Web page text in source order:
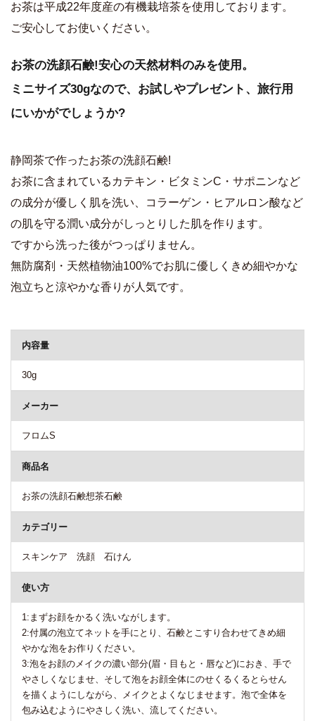
お茶は平成22年度産の有機栽培茶を使用しております。
ご安心してお使いください。
お茶の洗顔石鹸!安心の天然材料のみを使用。
ミニサイズ30gなので、お試しやプレゼント、旅行用
にいかがでしょうか?
静岡茶で作ったお茶の洗顔石鹸!
お茶に含まれているカテキン・ビタミンC・サポニンなど
の成分が優しく肌を洗い、コラーゲン・ヒアルロン酸など
の肌を守る潤い成分がしっとりした肌を作ります。
ですから洗った後がつっぱりません。
無防腐剤・天然植物油100%でお肌に優しくきめ細やかな
泡立ちと涼やかな香りが人気です。
内容量
30g
メーカー
フロムS
商品名
お茶の洗顔石鹸想茶石鹸
カテゴリー
スキンケア 洗顔 石けん
使い方
1:まずお顔をかるく洗いながします。
2:付属の泡立てネットを手にとり、石鹸とこすり合わせてきめ細
やかな泡をお作りください。
3:泡をお顔のメイクの濃い部分(眉・目もと・唇など)におき、手で
やさしくなじませ、そして泡をお顔全体にのせくるくるとらせん
を描くようにしながら、メイクとよくなじませます。泡で全体を
包み込むようにやさしく洗い、流してください。